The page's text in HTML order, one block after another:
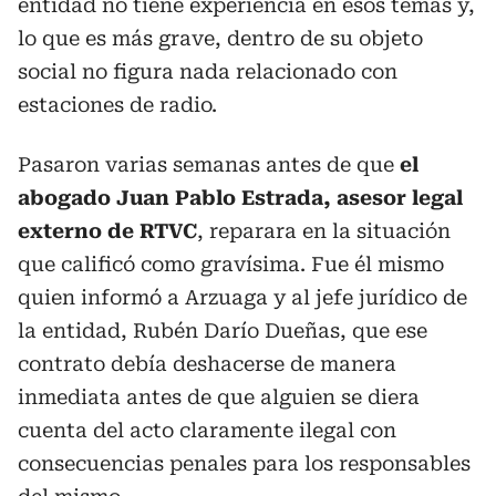
entidad no tiene experiencia en esos temas y,
lo que es más grave, dentro de su objeto
social no figura nada relacionado con
estaciones de radio.
Pasaron varias semanas antes de que el
abogado Juan Pablo Estrada, asesor legal
externo de RTVC, reparara en la situación
que calificó como gravísima. Fue él mismo
quien informó a Arzuaga y al jefe jurídico de
la entidad, Rubén Darío Dueñas, que ese
contrato debía deshacerse de manera
inmediata antes de que alguien se diera
cuenta del acto claramente ilegal con
consecuencias penales para los responsables